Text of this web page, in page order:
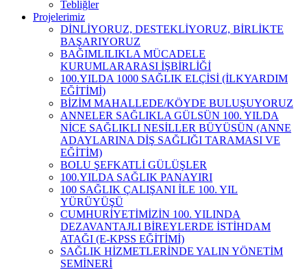
Tebliğler
Projelerimiz
DİNLİYORUZ, DESTEKLİYORUZ, BİRLİKTE
BAŞARIYORUZ
BAĞIMLILIKLA MÜCADELE
KURUMLARARASI İŞBİRLİĞİ
100.YILDA 1000 SAĞLIK ELÇİSİ (İLKYARDIM
EĞİTİMİ)
BİZİM MAHALLEDE/KÖYDE BULUŞUYORUZ
ANNELER SAĞLIKLA GÜLSÜN 100. YILDA
NİCE SAĞLIKLI NESİLLER BÜYÜSÜN (ANNE
ADAYLARINA DİŞ SAĞLIĞI TARAMASI VE
EĞİTİM)
BOLU ŞEFKATLİ GÜLÜŞLER
100.YILDA SAĞLIK PANAYIRI
100 SAĞLIK ÇALIŞANI İLE 100. YIL
YÜRÜYÜŞÜ
CUMHURİYETİMİZİN 100. YILINDA
DEZAVANTAJLI BİREYLERDE İSTİHDAM
ATAĞI (E-KPSS EĞİTİMİ)
SAĞLIK HİZMETLERİNDE YALIN YÖNETİM
SEMİNERİ